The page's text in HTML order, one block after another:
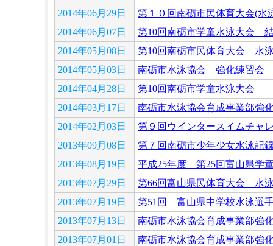
2014年06月29日
第１０回南砺市民体育大会(水
2014年06月07日
第10回南砺市学童水泳大会
2014年05月08日
第10回南砺市民体育大会 水
2014年05月03日
南砺市水泳協会 強化練習会
2014年04月28日
第10回南砺市学童水泳大会
2014年03月17日
南砺市水泳協会育成事業部強
2014年02月03日
第９回ウインタースイムチャ
2013年09月08日
第７回南砺市少年少女水泳記
2013年08月19日
平成25年度 第25回富山県学
2013年07月29日
第66回富山県民体育大会 水
2013年07月19日
第51回 富山県中学校水泳選
2013年07月13日
南砺市水泳協会育成事業部強
2013年07月01日
南砺市水泳協会育成事業部強